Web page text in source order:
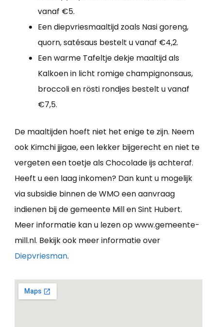
vanaf €5.
Een diepvriesmaaltijd zoals Nasi goreng,
quorn, satésaus bestelt u vanaf €4,2.
Een warme Tafeltje dekje maaltijd als
Kalkoen in licht romige champignonsaus,
broccoli en rösti rondjes bestelt u vanaf
€7,5.
De maaltijden hoeft niet het enige te zijn. Neem
ook Kimchi jjigae, een lekker bijgerecht en niet te
vergeten een toetje als Chocolade ijs achteraf.
Heeft u een laag inkomen? Dan kunt u mogelijk
via subsidie binnen de WMO een aanvraag
indienen bij de gemeente Mill en Sint Hubert.
Meer informatie kan u lezen op www.gemeente-
mill.nl. Bekijk ook meer informatie over
Diepvriesman.